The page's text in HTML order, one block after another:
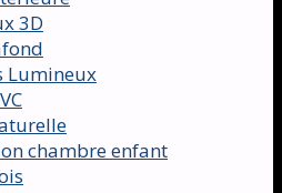
3D
Lumineux
chambre enfant